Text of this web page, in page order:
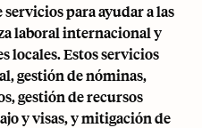
servicios para ayudar a las
laboral internacional y
locales. Estos servicios
gestión de nóminas,
gestión de recursos
y visas, ymitigación de